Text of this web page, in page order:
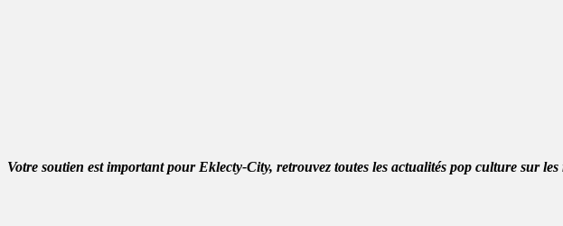
Votre soutien est important pour Eklecty-City, retrouvez toutes les actualités pop culture sur